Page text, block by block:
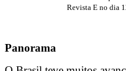
Revista E no dia
Panorama